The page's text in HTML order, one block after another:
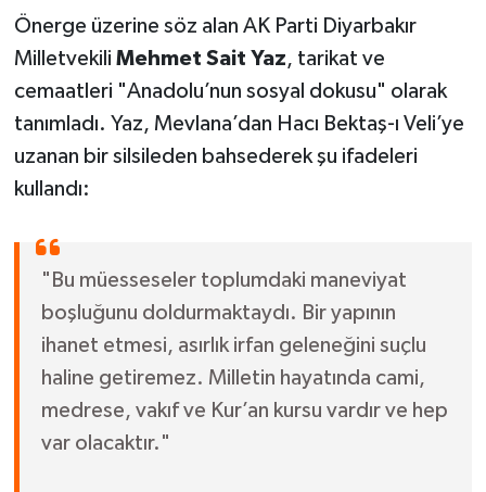
Önerge üzerine söz alan AK Parti Diyarbakır
Milletvekili Mehmet Sait Yaz, tarikat ve
cemaatleri "Anadolu’nun sosyal dokusu" olarak
tanımladı. Yaz, Mevlana’dan Hacı Bektaş-ı Veli’ye
uzanan bir silsileden bahsederek şu ifadeleri
kullandı:
"Bu müesseseler toplumdaki maneviyat
boşluğunu doldurmaktaydı. Bir yapının
ihanet etmesi, asırlık irfan geleneğini suçlu
haline getiremez. Milletin hayatında cami,
medrese, vakıf ve Kur’an kursu vardır ve hep
var olacaktır."